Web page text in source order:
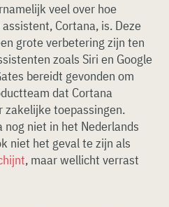
veel over hoe
Cortana, is. Deze
grote verbetering zijn ten
zoals Siri en Google
bereidt gevonden om
dat Cortana
zakelijke toepassingen.
nog niet in het Nederlands
niet het geval te zijn als
, maar wellicht verrast